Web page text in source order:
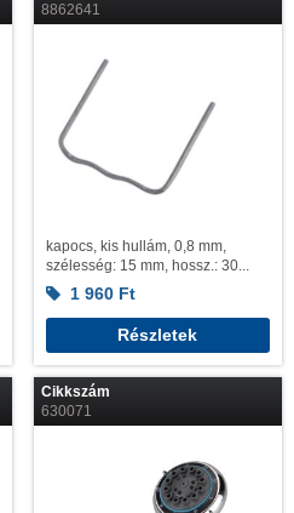
8862641
kapocs, kis hullám, 0,8 mm,
szélesség: 15 mm, hossz.: 30...
1 960 Ft
Részletek
Cikkszám
630071